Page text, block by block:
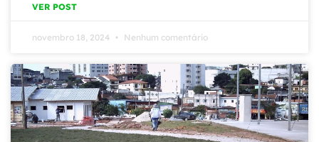
VER POST
novembro 18, 2024 Nenhum comentário